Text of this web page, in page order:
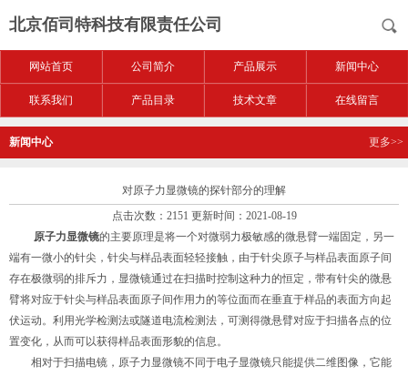
北京佰司特科技有限责任公司
网站首页 公司简介 产品展示 新闻中心
联系我们 产品目录 技术文章 在线留言
新闻中心 更多>>
对原子力显微镜的探针部分的理解
点击次数：2151 更新时间：2021-08-19
原子力显微镜的主要原理是将一个对微弱力极敏感的微悬臂一端固定，另一
端有一微小的针尖，针尖与样品表面轻轻接触，由于针尖原子与样品表面原子间
存在极微弱的排斥力，显微镜通过在扫描时控制这种力的恒定，带有针尖的微悬
臂将对应于针尖与样品表面原子间作用力的等位面而在垂直于样品的表面方向起
伏运动。利用光学检测法或隧道电流检测法，可测得微悬臂对应于扫描各点的位
置变化，从而可以获得样品表面形貌的信息。
相对于扫描电镜，原子力显微镜不同于电子显微镜只能提供二维图像，它能